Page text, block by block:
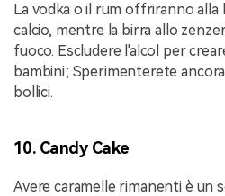
La vodka o il rum offriranno alla
calcio, mentre la birra allo
fuoco. Escludere l'alcol per
bambini; Sperimenterete
bollici.
10. Candy Cake
Avere caramelle rimanenti è un